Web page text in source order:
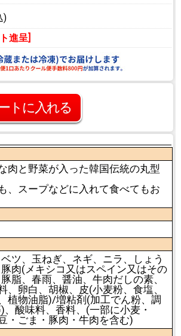
)
進呈]
肉と野菜が入った韓国伝統の丸型
、スープなどに入れて食べてもお
ツ、玉ねぎ、ネギ、ニラ、しょう
肉(メキシコ又はスペイン又はその
脂、春雨、醤油、牛肉だしの素、
、卵白、胡椒、皮(小麦粉、食塩、
植物油脂)/増粘剤(加工でん粉、調
酸味料、香料、(一部に小麦・
・ごま・豚肉・牛肉を含む)